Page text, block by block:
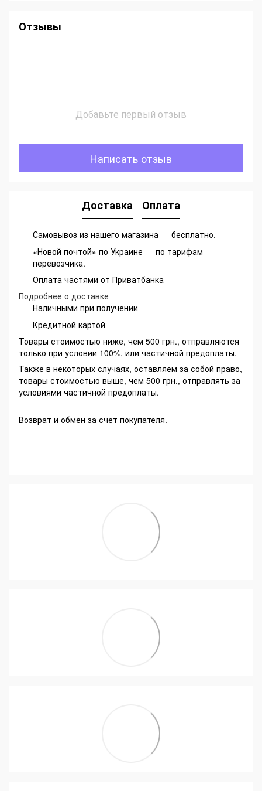
Отзывы
Добавьте первый отзыв
Написать отзыв
Доставка Оплата
Самовывоз из нашего магазина — бесплатно.
«Новой почтой» по Украине — по тарифам
перевозчика.
Оплата частями от Приватбанка
Подробнее о доставке
Наличными при получении
Кредитной картой
Товары стоимостью ниже, чем 500 грн., отправляются
только при условии 100%, или частичной предоплаты.
Также в некоторых случаях, оставляем за собой право,
товары стоимостью выше, чем 500 грн., отправлять за
условиями частичной предоплаты.
Возврат и обмен за счет покупателя.